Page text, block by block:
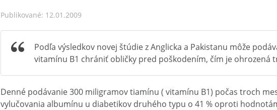
Publikované: 12.01.2009
Podľa výsledkov novej štúdie z Anglicka a Pakistanu môže
vitamínu B1 chrániť obličky pred poškodením, čím je ohrozená
Denné podávanie 300 miligramov tiamínu ( vitamínu B1) počas troch
vylučovania albumínu u diabetikov druhého typu o 41 % oproti